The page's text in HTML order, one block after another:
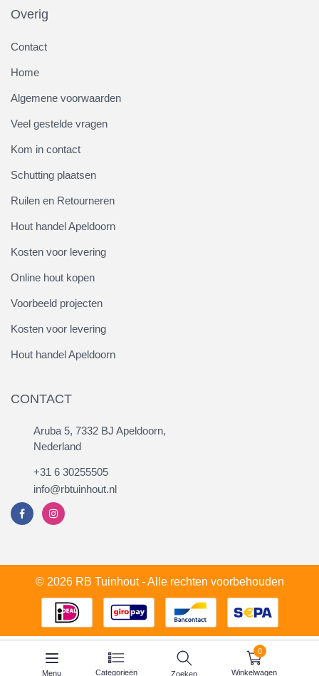
Menu Categorieën Zoeken Winkelwagen
0
Overig
Contact
Home
Algemene voorwaarden
Veel gestelde vragen
Kom in contact
Schutting plaatsen
Ruilen en Retourneren
Hout handel Apeldoorn
Kosten voor levering
Online hout kopen
Voorbeeld projecten
Kosten voor levering
Hout handel Apeldoorn
CONTACT
Aruba 5, 7332 BJ Apeldoorn,
Nederland
+31 6 30255505
info@rbtuinhout.nl
© 2026 RB Tuinhout - Alle rechten voorbehouden